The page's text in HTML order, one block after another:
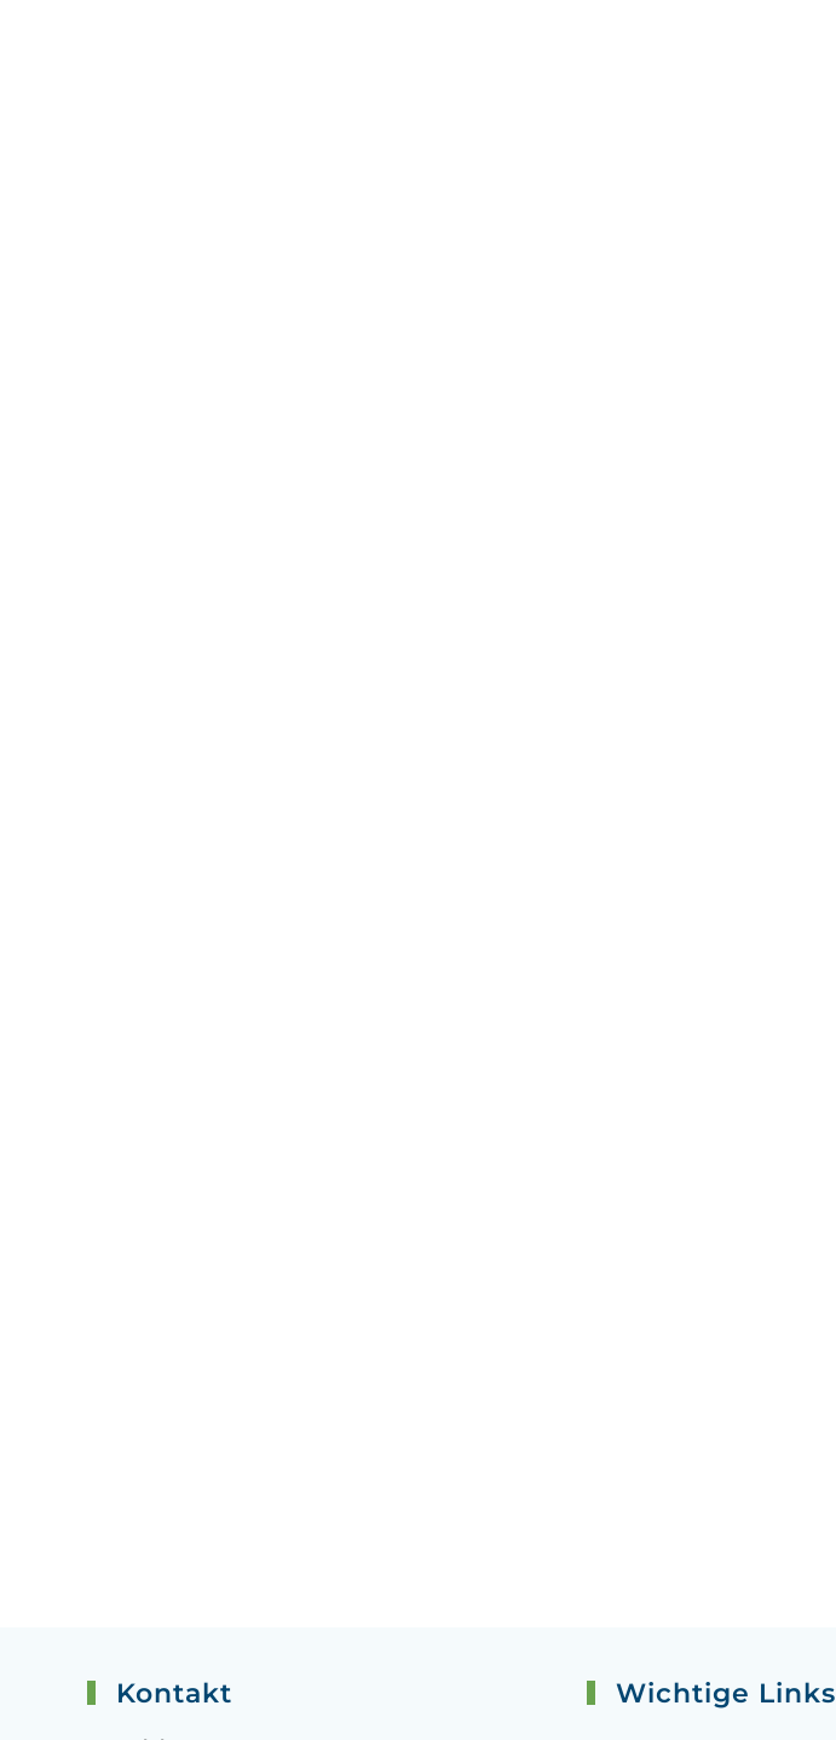
Kontakt Wichtige Links